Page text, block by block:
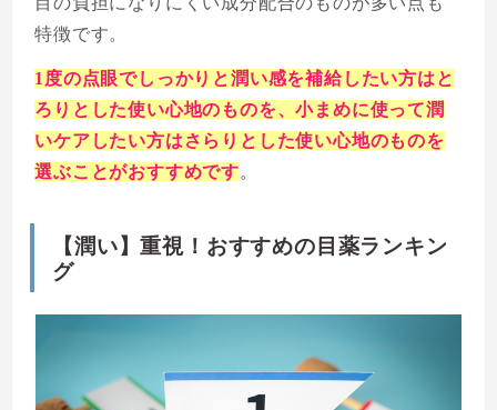
特徴です。
1度の点眼でしっかりと潤い感を補給したい方はと
ろりとした使い心地のものを、小まめに使って潤
いケアしたい方はさらりとした使い心地のものを
選ぶことがおすすめです。
【潤い】重視！おすすめの目薬ランキン
グ